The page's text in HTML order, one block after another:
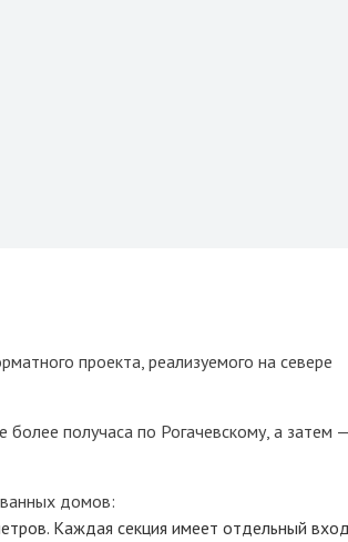
проекта, реализуемого на севере
получаса по Рогачевскому, а затем —
домов:
Каждая секция имеет отдельный